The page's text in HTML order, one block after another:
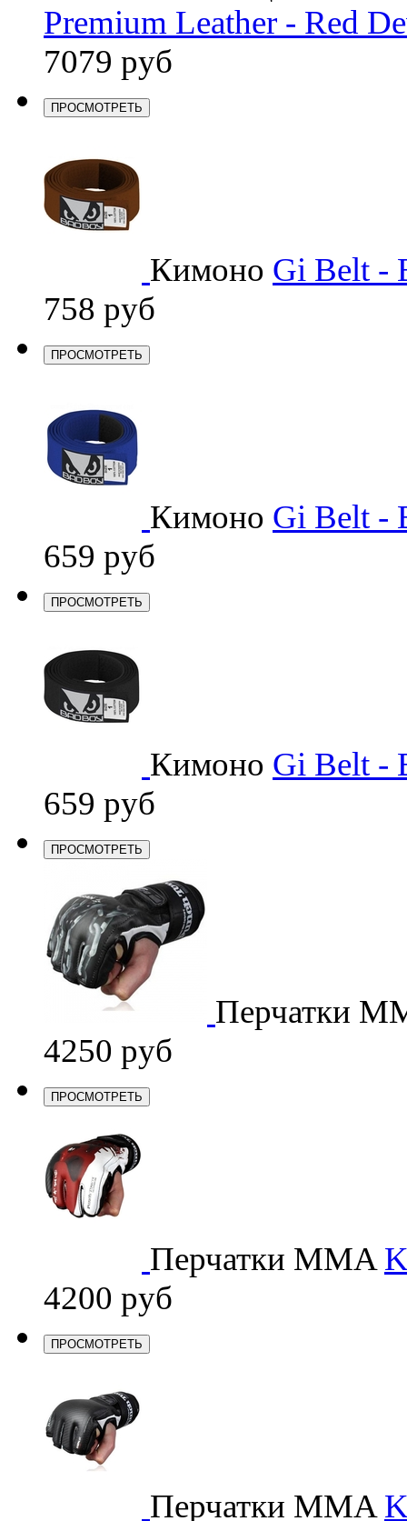
Premium Leather - Red
7079 руб
ПРОСМОТРЕТЬ
Кимоно Gi Belt -
758 руб
ПРОСМОТРЕТЬ
Кимоно Gi Belt -
659 руб
ПРОСМОТРЕТЬ
Кимоно Gi Belt -
659 руб
ПРОСМОТРЕТЬ
Перчатки
4250 руб
ПРОСМОТРЕТЬ
Перчатки MMA
4200 руб
ПРОСМОТРЕТЬ
Перчатки MMA